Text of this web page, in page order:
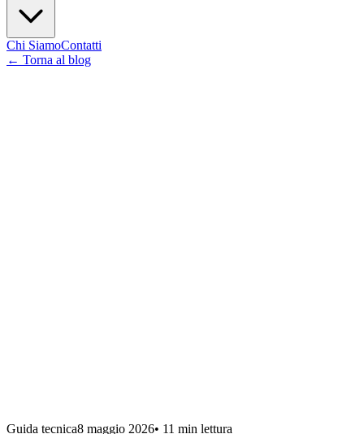
Chi SiamoContatti
← Torna al blog
Guida tecnica8 maggio 2026• 11 min lettura